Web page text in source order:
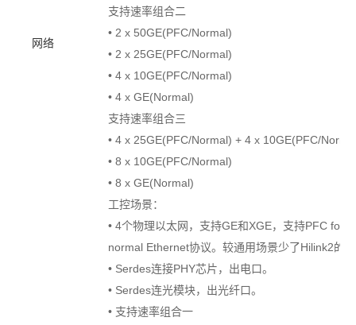
网络
支持速率组合二
• 2 x 50GE(PFC/Normal)
• 2 x 25GE(PFC/Normal)
• 4 x 10GE(PFC/Normal)
• 4 x GE(Normal)
支持速率组合三
• 4 x 25GE(PFC/Normal) + 4 x 10GE(PFC/
• 8 x 10GE(PFC/Normal)
• 8 x GE(Normal)
工控场景：
• 4个物理以太网，支持GE和XGE，支持PFC for
normal Ethernet协议。较通用场景少了Hilink2的4
• Serdes连接PHY芯片，出电口。
• Serdes连光模块，出光纤口。
• 支持速率组合一